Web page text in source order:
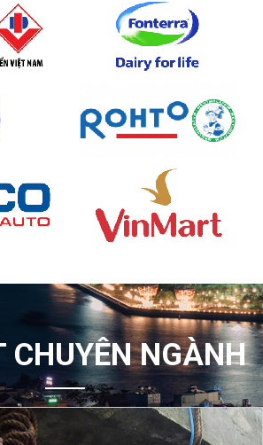
CHUYÊN NGÀNH